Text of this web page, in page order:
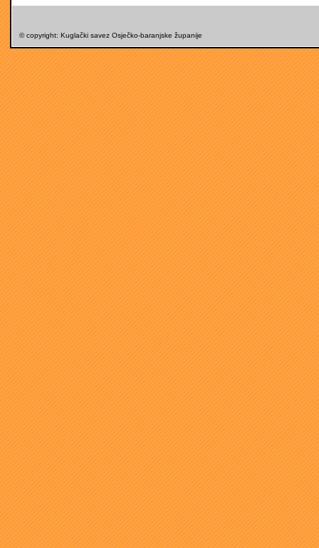
© copyright: Kuglački savez Osječko-baranjske županije